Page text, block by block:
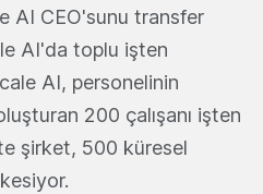
AI CEO'sunu transfer
AI'da toplu işten
AI, personelinin
200 çalışanı işten
şirket, 500 küresel